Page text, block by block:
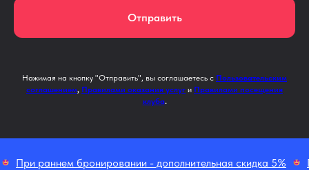
Отправить
Нажимая на кнопку "Отправить", вы соглашаетесь с Пользовательским
соглашением, Правилами оказания услуг и Правилами посещения
клуба.
При раннем бронировании - дополнительная скидка 5%